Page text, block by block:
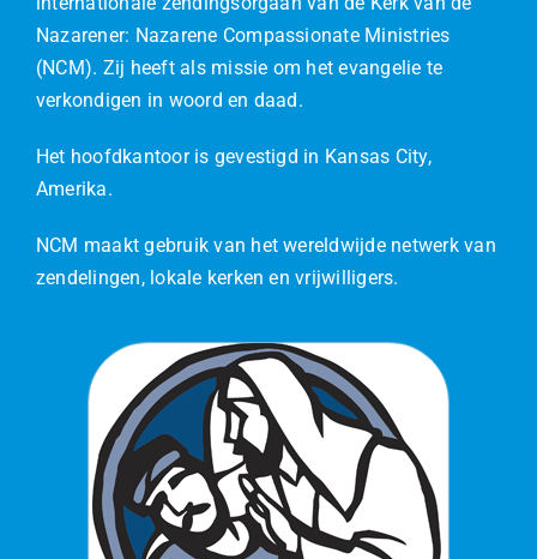
Nazarener: Nazarene Compassionate Ministries
(NCM). Zij heeft als missie om het evangelie te
verkondigen in woord en daad.
Het hoofdkantoor is gevestigd in Kansas City,
Amerika.
NCM maakt gebruik van het wereldwijde netwerk van
zendelingen, lokale kerken en vrijwilligers.